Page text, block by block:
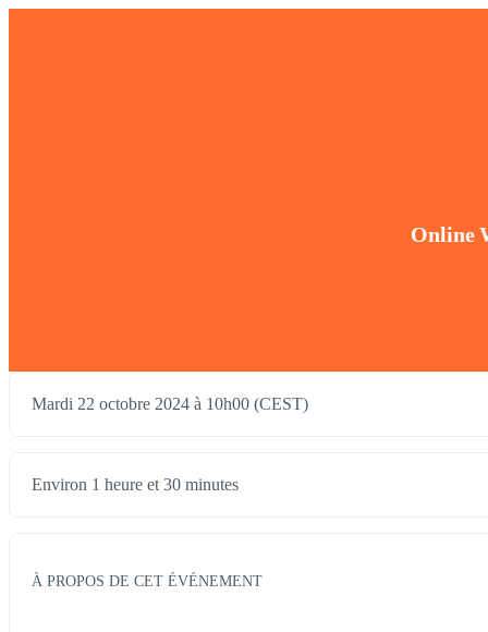
Online
Mardi 22 octobre 2024 à 10h00 (CEST)
Environ 1 heure et 30 minutes
À PROPOS DE CET ÉVÉNEMENT